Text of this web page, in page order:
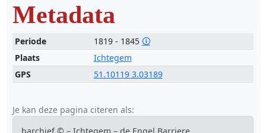
Metadata
Periode 1819 - 1845 🛈
Plaats
Ichtegem
GPS
51.10119 3.03189
Je kan deze pagina citeren als: